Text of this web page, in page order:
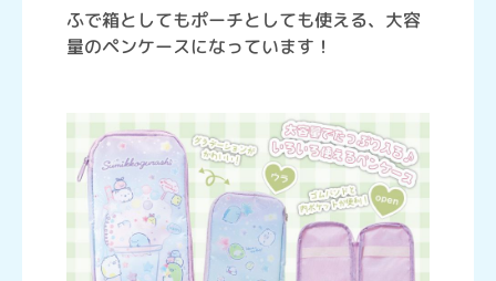
ふで箱としてもポーチとしても使える、大容
量のペンケースになっています！